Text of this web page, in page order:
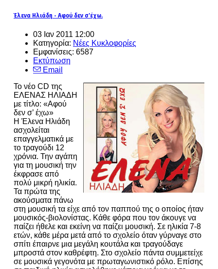
Έλενα Ηλιάδη - Αφού δεν σ'έχω.
03 Ιαν 2011 12:00
Κατηγορία: Νέες Κυκλοφορίες
Εμφανίσεις: 6587
Εκτύπωση
Email
Το νέο CD της
ΕΛΕΝΑΣ ΗΛΙΑΔΗ
με τίτλο: «Αφού
δεν σ’ έχω»
Η Έλενα Ηλιάδη
ασχολείται
επαγγελματικά με
το τραγούδι 12
χρόνια. Την αγάπη
για τη μουσική την
έκφρασε από
πολύ μικρή ηλικία.
Τα πρώτα της
ακούσματα πάνω
στη μουσική τα είχε από τον παππού της ο οποίος ήταν
μουσικός-βιολονίστας. Κάθε φόρα που τον άκουγε να
παίζει ήθελε και εκείνη να παίζει μουσική. Σε ηλικία 7-8
ετών, κάθε μέρα μετά από το σχολείο όταν γύρναγε στο
σπίτι έπαιρνε μια μεγάλη κουτάλα και τραγούδαγε
μπροστά στον καθρέφτη. Στο σχολείο πάντα συμμετείχε
σε μουσικά γεγονότα με πρωταγωνιστικό ρόλο. Επίσης